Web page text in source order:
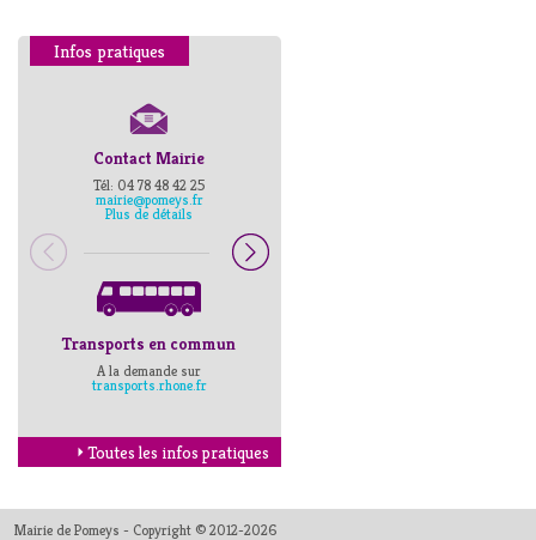
Infos pratiques
Contact Mairie
Tél: 04 78 48 42 25
mairie@pomeys.fr
Plus de détails
Transports en commun
A la demande sur
transports.rhone.fr
Toutes les infos pratiques
Mairie de Pomeys - Copyright © 2012-2026